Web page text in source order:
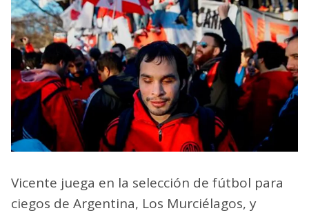
Vicente juega en la selección de fútbol para
ciegos de Argentina, Los Murciélagos, y